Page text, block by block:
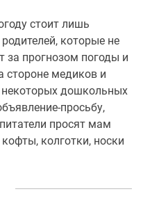
стоит лишь
которые не
за прогнозом погоды и
стороне медиков и
некоторых дошкольных
просьбу,
просят мам
колготки, носки